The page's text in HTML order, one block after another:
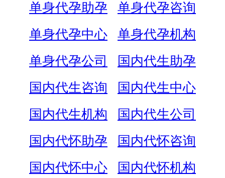
单身代孕助孕
单身代孕咨询
单身代孕中心
单身代孕机构
单身代孕公司
国内代生助孕
国内代生咨询
国内代生中心
国内代生机构
国内代生公司
国内代怀助孕
国内代怀咨询
国内代怀中心
国内代怀机构